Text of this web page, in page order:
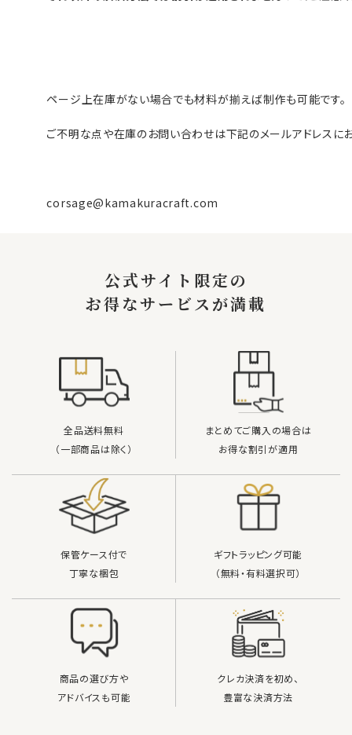
ページ上在庫がない場合でも材料が揃えば制作も可能です。
ご不明な点や在庫のお問い合わせは下記のメールアドレスにお
corsage@kamakuracraft.com
公式サイト限定の
お得なサービスが満載
全品送料無料
（一部商品は除く）
まとめてご購入の場合は
お得な割引が適用
保管ケース付で
丁寧な梱包
ギフトラッピング可能
（無料・有料選択可）
商品の選び方や
アドバイスも可能
クレカ決済を初め、
豊富な決済方法